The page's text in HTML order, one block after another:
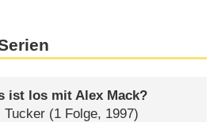
ist los mit Alex Mack?
Tucker (1 Folge, 1997)